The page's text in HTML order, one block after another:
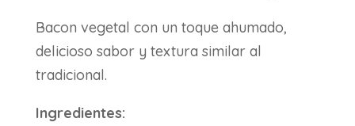
Bacon vegetal con un toque ahumado,
delicioso sabor y textura similar al
tradicional.
Ingredientes: